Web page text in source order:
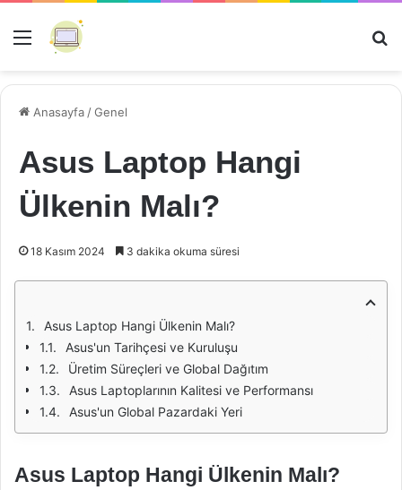
Menü
Anasayfa /Genel
Asus Laptop Hangi
Ülkenin Malı?
18 Kasım 2024 3 dakika okuma süresi
Asus Laptop Hangi Ülkenin Malı?
Asus'un Tarihçesi ve Kuruluşu
Üretim Süreçleri ve Global Dağıtım
Asus Laptoplarının Kalitesi ve Performansı
Asus'un Global Pazardaki Yeri
Asus Laptop Hangi Ülkenin Malı?